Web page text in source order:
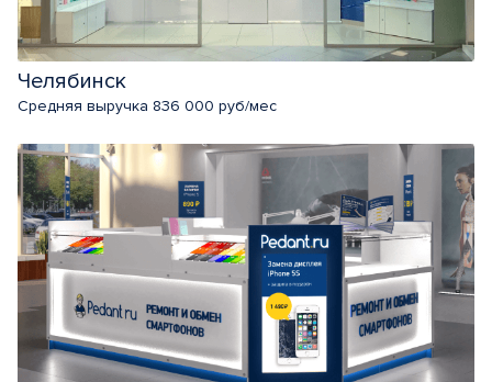
Челябинск
Средняя выручка 836 000 руб/мес